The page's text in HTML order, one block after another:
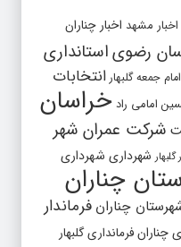
اخبار مشهد اخبار چناران
رضویاستانداری
امام جمعه گلبهار انتخابات
امامی راد خراسان
شرکت عمران شهر
شهرداری شهرداری
چناران
چناران فرماندار
چنارانفرمانداری گلبهار